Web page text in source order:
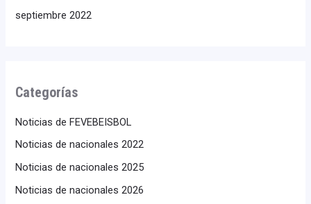
septiembre 2022
Categorías
Noticias de FEVEBEISBOL
Noticias de nacionales 2022
Noticias de nacionales 2025
Noticias de nacionales 2026